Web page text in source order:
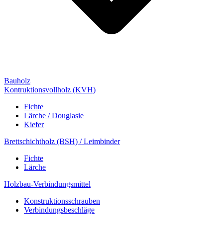
Bauholz
Kontruktionsvollholz (KVH)
Fichte
Lärche / Douglasie
Kiefer
Brettschichtholz (BSH) / Leimbinder
Fichte
Lärche
Holzbau-Verbindungsmittel
Konstruktionsschrauben
Verbindungsbeschläge